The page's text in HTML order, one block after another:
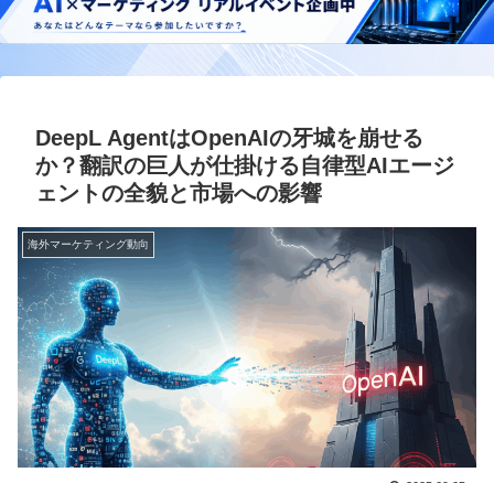
DeepL AgentはOpenAIの牙城を崩せる
か？翻訳の巨人が仕掛ける自律型AIエージ
ェントの全貌と市場への影響
海外マーケティング動向